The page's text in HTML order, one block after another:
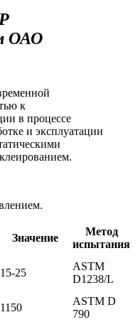
ОАО
к
в процессе
и эксплуатации
Значение
Метод
испытания
15-25
ASTM
D1238/L
1150
ASTM D
790